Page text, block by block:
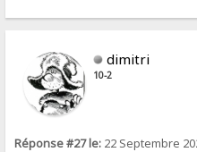
dimitri
10-2
Réponse #27 le: 22 Septembre